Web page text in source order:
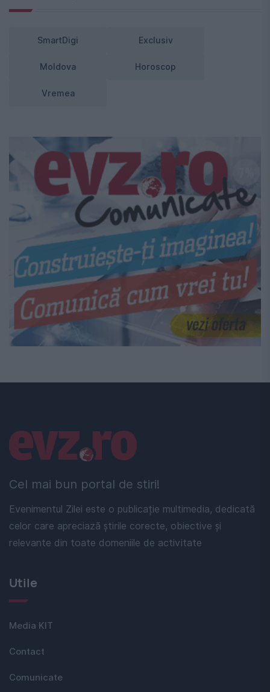
SmartDigi Exclusiv
Moldova Horoscop
Vremea
Cel mai bun portal de stiri!
Evenimentul Zilei este o publicație multimedia, dedicată
celor care apreciază știrile corecte, obiective și
relevante din toate domeniile de activitate
Linkuri utile
Utile
Media KIT
Contact
Comunicate